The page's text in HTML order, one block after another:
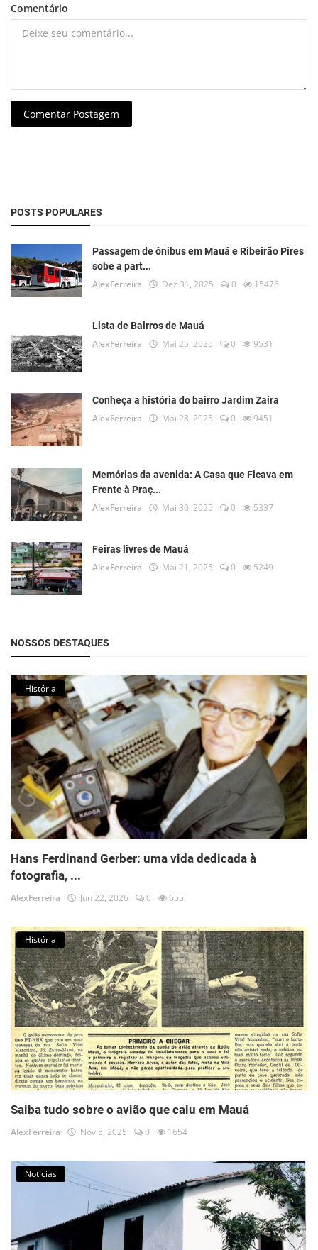
Comentário
Comentar Postagem
POSTS POPULARES
Passagem de ônibus em Mauá e Ribeirão Pires
sobe a part...
AlexFerreira Dez 31, 2025 0 15476
Lista de Bairros de Mauá
AlexFerreira Mai 25, 2025 0 9531
Conheça a história do bairro Jardim Zaira
AlexFerreira Mai 28, 2025 0 9451
Memórias da avenida: A Casa que Ficava em
Frente à Praç...
AlexFerreira Mai 30, 2025 0 5337
Feiras livres de Mauá
AlexFerreira Mai 21, 2025 0 5249
NOSSOS DESTAQUES
História
Hans Ferdinand Gerber: uma vida dedicada à
fotografia, ...
AlexFerreira Jun 22, 2026 0 655
História
Saiba tudo sobre o avião que caiu em Mauá
AlexFerreira Nov 5, 2025 0 1654
Notícias